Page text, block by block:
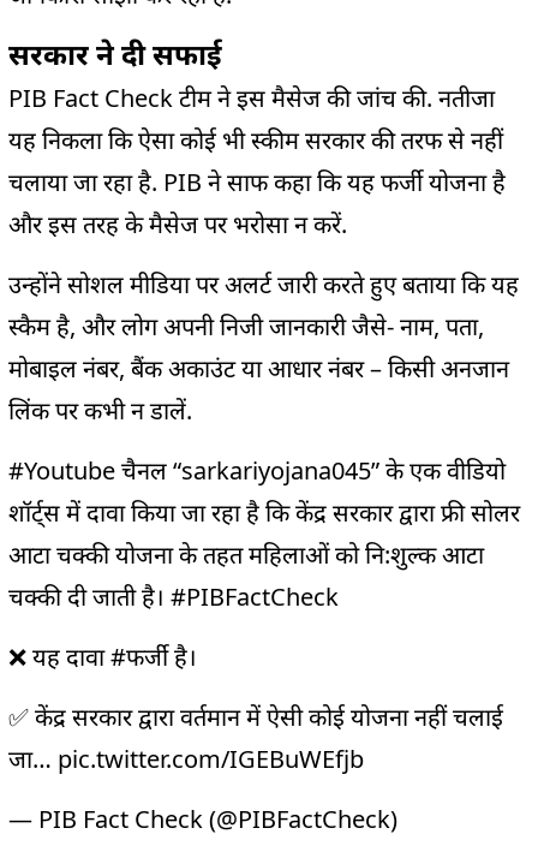
सरकार ने दी सफाई
PIB Fact Checkटीम ने इसमैसेजकी जांच की. नतीजा
यह निकला कि ऐसा कोई भी स्कीम सरकार की तरफ से नहीं
चलाया जा रहा है. PIB ने साफ कहा कि यह फर्जी योजना है
और इस तरह केमैसेजपर भरोसा न करें.
उन्होंनेसोशलमीडिया परअलर्टजारी करते हुए बताया कि यह
स्कैमहै, और लोग अपनी निजी जानकारी जैसे-नाम, पता,
मोबाइल नंबर, बैंक अकाउंट या आधार नंबर–किसी अनजान
लिंक पर कभी न डालें.
#Youtubeचैनल “sarkariyojana045” के एक वीडियो
शॉर्ट्स में दावा किया जा रहा है कि केंद्र सरकार द्वारा फ्री सोलर
आटा चक्की योजना के तहत महिलाओं को नि:शुल्क आटा
चक्की दी जाती है। #PIBFactCheck
❌ यह दावा#फर्जीहै।
✅ केंद्र सरकार द्वारा वर्तमान में ऐसी कोई योजना नहीं चलाई
जा… pic.twitter.com/IGEBuWEfjb
— PIB Fact Check (@PIBFactCheck)